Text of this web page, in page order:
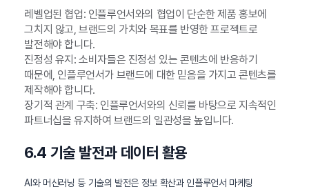
레벨업된 협업: 인플루언서와의 협업이 단순한 제품 홍보에
그치지 않고, 브랜드의 가치와 목표를 반영한 프로젝트로
발전해야 합니다.
진정성 유지: 소비자들은 진정성 있는 콘텐츠에 반응하기
때문에, 인플루언서가 브랜드에 대한 믿음을 가지고 콘텐츠를
제작해야 합니다.
장기적 관계 구축: 인플루언서와의 신뢰를 바탕으로 지속적인
파트너십을 유지하여 브랜드의 일관성을 높입니다.
6.4 기술 발전과 데이터 활용
AI와 머신러닝 등 기술의 발전은 정보 확산과 인플루언서 마케팅